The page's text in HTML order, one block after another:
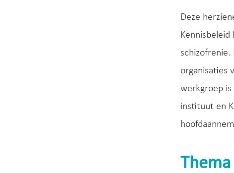
Deze
schizofrenie.
organisaties
werkgroep
instituut en
Thema